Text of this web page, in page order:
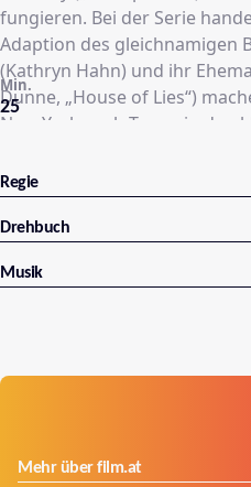
fungieren. Bei der Serie
Adaption des gleichnamigen
(Kathryn Hahn) und ihr
Dunne, „House of Lies“)
New York nach Texas, in den
Davon abgesehen wirkt es
Süden gelandet sind. Dort
bei Dick (Kevin Bacon)
eignen würde. Die Ehe wird auf die Probe gestellt, als
25
Min.
Regie
Drehbuch
Musik
Mehr über film.at